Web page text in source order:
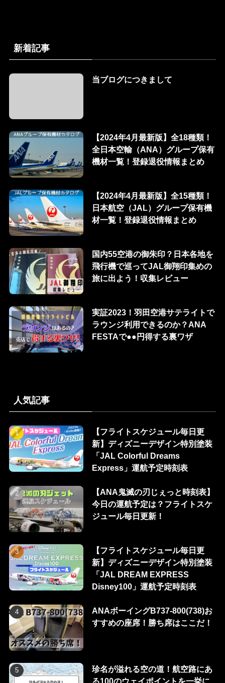
新着記事
当ブログにつきまして
【2024年4月最新版】全18種類！
全日本空輸（ANA）グループ保有
機材一覧！登録退役情報まとめ
【2024年4月最新版】全15種類！
日本航空（JAL）グループ保有機
材一覧！登録退役情報まとめ
国内55空港の御朱印？日本各地を
飛行機で巡ってJAL御翔印集めの
旅に出よう！収集レビュー
実証2023！羽田空港サテライトで
ラウンジ利用できるのか？ANA
FESTAで●●円得する裏ワザ
人気記事
【フライトスケジュール毎日更
新】ディズニーデザイン特別塗装
「JAL Colorful Dreams
Express」運航予定時刻表
【ANA鬼滅の刃じぇっと時刻表】
今日の運航予定は？フライトスケ
ジュール毎日更新！
【フライトスケジュール毎日更
新】ディズニーデザイン特別塗装
「JAL DREAM EXPRESS
Disney100」運航予定時刻表
ANAボーイングB737-800(738)お
すすめの座席！勝ち席はここだ！
珍名が溢れる空の道！航空路にあ
る100のウェイポイントを一挙に